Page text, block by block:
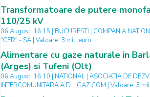
Transformatoare de putere
110/25 kV
06 August, 16:15 | BUCURESTI | COMPANIA
"CFR" - SA | Valoare: 3 mil. euro
Alimentare cu gaze naturale in
(Arges) si Tufeni (Olt)
06 August, 16:10 | NATIONAL | ASOCIATIA DE
INTERCOMUNITARA A.D.I. GAZ COM | Valoare: 3